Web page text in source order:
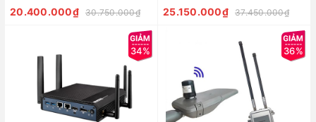
Smart Lighting Solutions
20.400.000₫ 30.750.000₫
Zalaa Zlk SZ11LR-GW-2 Lorawan
25.150.000₫ 37.450.000₫
34% 36%